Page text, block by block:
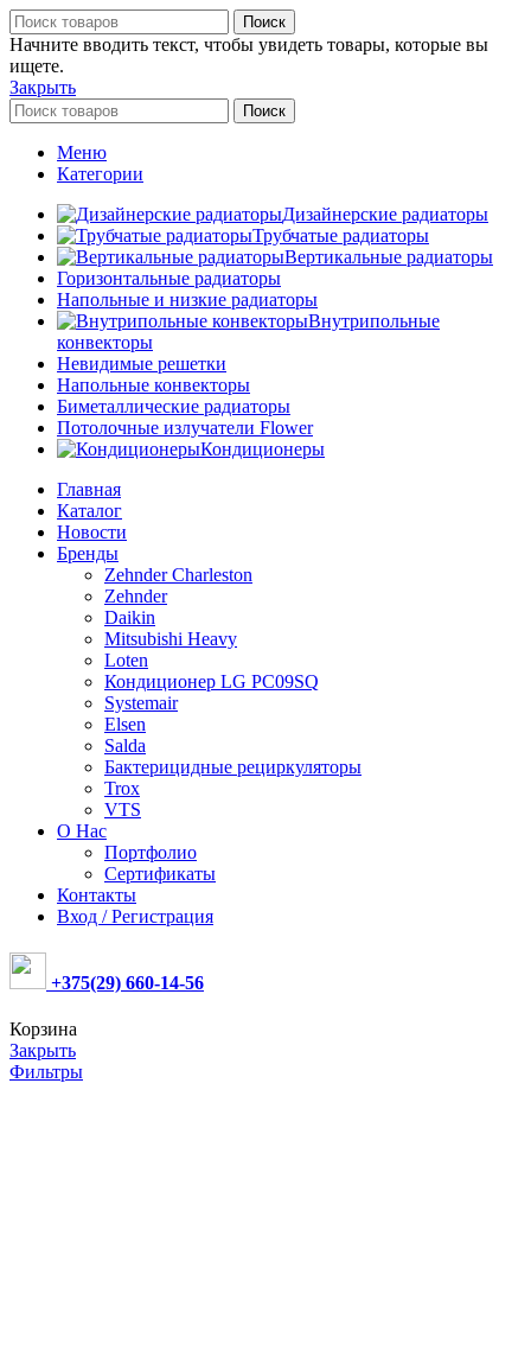
Поиск
Начните вводить текст, чтобы увидеть товары, которые вы
ищете.
Закрыть
Поиск
Меню
Категории
Дизайнерские радиаторы
Трубчатые радиаторы
Вертикальные радиаторы
Горизонтальные радиаторы
Напольные и низкие радиаторы
Внутрипольные
конвекторы
Невидимые решетки
Напольные конвекторы
Биметаллические радиаторы
Потолочные излучатели Flower
Кондиционеры
Главная
Каталог
Новости
Бренды
Zehnder Charleston
Zehnder
Daikin
Mitsubishi Heavy
Loten
Кондиционер LG PC09SQ
Systemair
Elsen
Salda
Бактерицидные рециркуляторы
Trox
VTS
О Нас
Портфолио
Сертификаты
Контакты
Вход / Регистрация
+375(29) 660-14-56
Корзина
Закрыть
Фильтры